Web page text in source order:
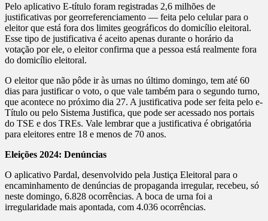
Pelo aplicativo E-título foram registradas 2,6 milhões de
justificativas por georreferenciamento — feita pelo celular para o
eleitor que está fora dos limites geográficos do domicílio eleitoral.
Esse tipo de justificativa é aceito apenas durante o horário da
votação por ele, o eleitor confirma que a pessoa está realmente fora
do domicílio eleitoral.
O eleitor que não pôde ir às urnas no último domingo, tem até 60
dias para justificar o voto, o que vale também para o segundo turno,
que acontece no próximo dia 27. A justificativa pode ser feita pelo e-
Título ou pelo Sistema Justifica, que pode ser acessado nos portais
do TSE e dos TREs. Vale lembrar que a justificativa é obrigatória
para eleitores entre 18 e menos de 70 anos.
Eleições 2024: Denúncias
O aplicativo Pardal, desenvolvido pela Justiça Eleitoral para o
encaminhamento de denúncias de propaganda irregular, recebeu, só
neste domingo, 6.828 ocorrências. A boca de urna foi a
irregularidade mais apontada, com 4.036 ocorrências.